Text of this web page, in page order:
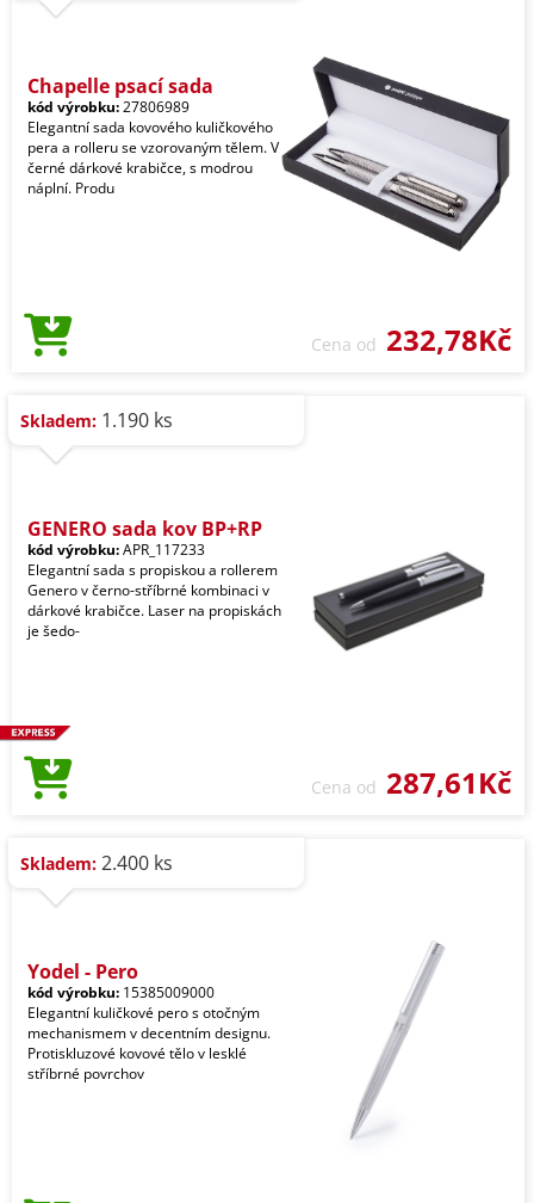
Chapelle psací sada
kód výrobku:27806989
Elegantní sada kovového kuličkového
pera a rolleru se vzorovaným tělem. V
černé dárkové krabičce, s modrou
náplní. Produ
Cena od 232,78Kč
Skladem: 1.190 ks
GENERO sada kov BP+RP
kód výrobku:APR_117233
Elegantní sada s propiskou a rollerem
Genero v černo-stříbrné kombinaci v
dárkové krabičce. Laser na propiskách
je šedo-
Cena od 287,61Kč
Skladem: 2.400 ks
Yodel - Pero
kód výrobku: 15385009000
Elegantní kuličkové pero s otočným
mechanismem v decentním designu.
Protiskluzové kovové tělo v lesklé
stříbrné povrchov